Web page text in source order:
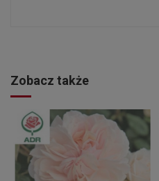
Zobacz także